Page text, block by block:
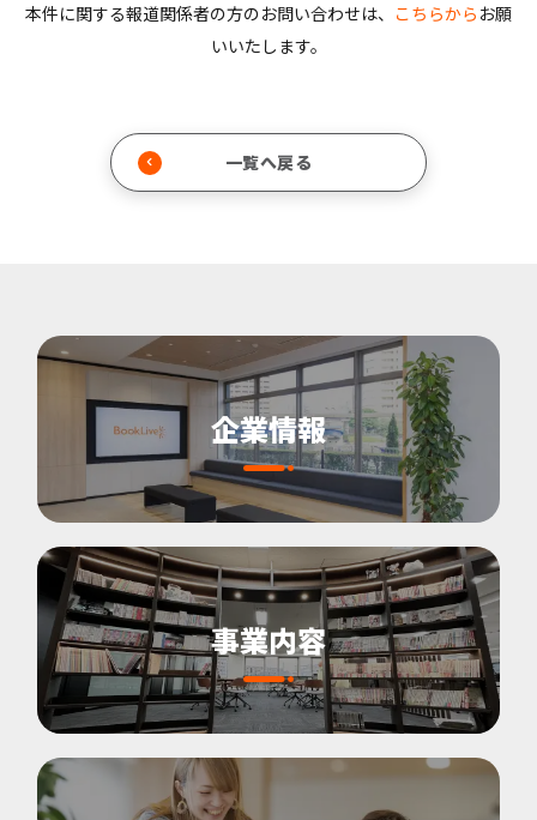
本件に関する報道関係者の方のお問い合わせは、 こちらから お願
いいたします。
一覧へ戻る
企業情報
事業内容